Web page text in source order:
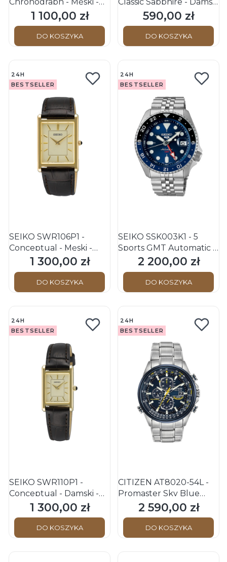
Zegarek kwarcowy
Cena
1 100,00 zł
DO KOSZYKA
- Zegarek kwarcowy
Cena
590,00 zł
DO KOSZYKA
24H
BESTSELLER
SEIKO SWR106P1 -
Conceptual - Męski -
Zegarek kwarcowy
Cena
1 300,00 zł
DO KOSZYKA
24H
BESTSELLER
SEIKO SSK003K1 - 5
Sports GMT Automatic -
Męski - Zegarek
mechaniczny
Cena
2 200,00 zł
DO KOSZYKA
24H
BESTSELLER
SEIKO SWR110P1 -
Conceptual - Damski -
Zegarek na pasku
Cena
1 300,00 zł
DO KOSZYKA
24H
BESTSELLER
CITIZEN AT8020-54L -
Promaster Sky Blue
Angels - Męski - Zegarek
na bransolecie
Cena
2 590,00 zł
DO KOSZYKA